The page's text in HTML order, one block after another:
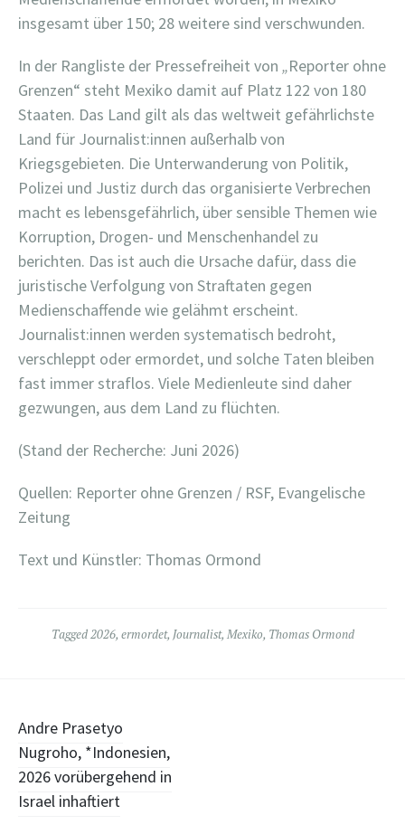
insgesamt über 150; 28 weitere sind verschwunden.
In der Rangliste der Pressefreiheit von „Reporter ohne
Grenzen“ steht Mexiko damit auf Platz 122 von 180
Staaten. Das Land gilt als das weltweit gefährlichste
Land für Journalist:innen außerhalb von
Kriegsgebieten. Die Unterwanderung von Politik,
Polizei und Justiz durch das organisierte Verbrechen
macht es lebensgefährlich, über sensible Themen wie
Korruption, Drogen- und Menschenhandel zu
berichten. Das ist auch die Ursache dafür, dass die
juristische Verfolgung von Straftaten gegen
Medienschaffende wie gelähmt erscheint.
Journalist:innen werden systematisch bedroht,
verschleppt oder ermordet, und solche Taten bleiben
fast immer straflos. Viele Medienleute sind daher
gezwungen, aus dem Land zu flüchten.
(Stand der Recherche: Juni 2026)
Quellen: Reporter ohne Grenzen / RSF, Evangelische
Zeitung
Text und Künstler: Thomas Ormond
Tagged2026, ermordet, Journalist, Mexiko, Thomas Ormond
Post
navigation
Andre Prasetyo
Nugroho, *Indonesien,
2026 vorübergehend in
Israel inhaftiert